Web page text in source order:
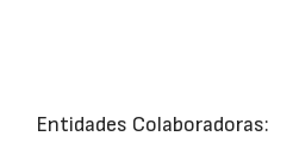
Entidades Colaboradoras: